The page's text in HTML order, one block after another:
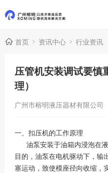
首页 资讯中心 行业资讯
压管机安装调试要慎
理）
广州市榕明液压器材有限公司
一、扣压机的工作原理
油泵安装于油箱内浸泡在
目的，油泵在电机驱动下，输
塞运动，致使模座径向收缩，